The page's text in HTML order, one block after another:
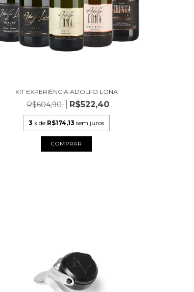
KIT EXPERIÊNCIA ADOLFO LONA
R$604,90 R$522,40
3 x de R$174,13 sem juros